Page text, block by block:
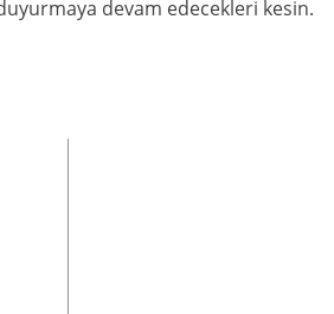
devam edecekleri kesin.